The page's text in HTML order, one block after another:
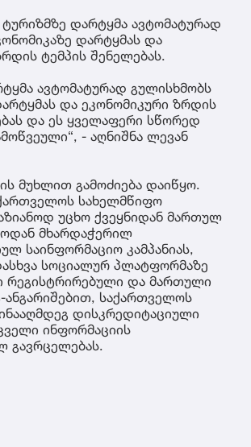
დარტყმა ავტომატურად
დარტყმას და
ტემპის შენელებას.
ავტომატურად გულისხმობს
და ეკონომიკური ზრდის
და ეს ყველაფერი სწორედ
- აღნიშნა ლევან
მუხლით გამოძიება დაიწყო.
სახელმწიფო
უცხო ქვეყნიდან მართულ
მხარდაჭერილ
საინფორმაციო კამპანიას,
სოციალურ პლატფორმაზე
რეგისტრირებული და მართული
საქართველოს
დისკრედიტაციული
ინფორმაციის
გავრცელებას.